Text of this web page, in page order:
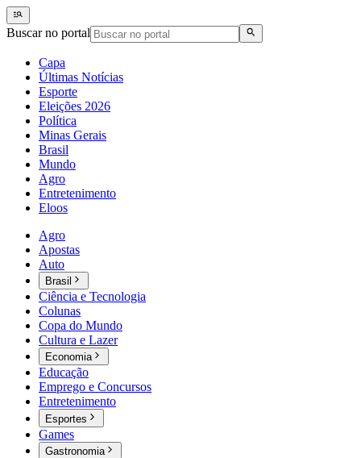
Buscar no portal
Capa
Últimas Notícias
Esporte
Eleições 2026
Política
Minas Gerais
Brasil
Mundo
Agro
Entretenimento
Eloos
Agro
Apostas
Auto
Brasil
Ciência e Tecnologia
Colunas
Copa do Mundo
Cultura e Lazer
Economia
Educação
Emprego e Concursos
Entretenimento
Esportes
Games
Gastronomia